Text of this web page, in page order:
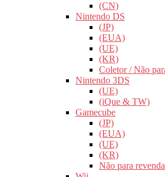
(CN)
Nintendo DS
(JP)
(EUA)
(UE)
(KR)
Coletor / Não
Nintendo 3DS
(UE)
(iQue & TW)
Gamecube
(JP)
(EUA)
(UE)
(KR)
Não para